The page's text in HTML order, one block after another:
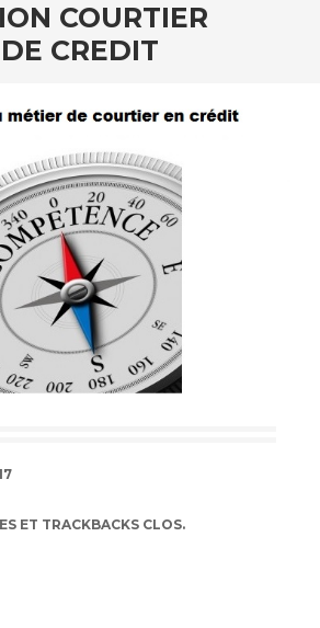
COURTIER
CREDIT
ET TRACKBACKS CLOS.